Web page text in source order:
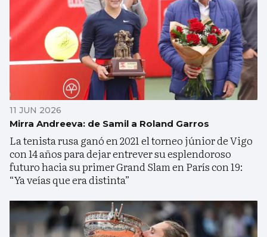
11 JUN 2026
Mirra Andreeva: de Samil a Roland Garros
La tenista rusa ganó en 2021 el torneo júnior de Vigo
con 14 años para dejar entrever su esplendoroso
futuro hacia su primer Grand Slam en París con 19:
“Ya veías que era distinta”